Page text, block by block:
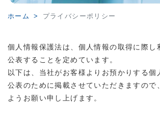
ホーム プライバシーポリシー
個人情報保護法は、個人情報の取得に際し
公表することを定めています。
以下は、当社がお客様よりお預かりする個
公表のために掲載させていただきますので
ようお願い申し上げます。